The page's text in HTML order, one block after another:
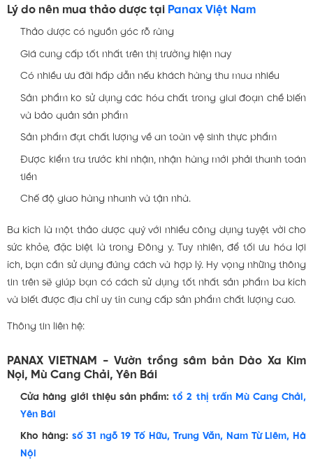
Lý do nên mua thảo dược tại Panax Việt Nam
Thảo dược có nguồn góc rõ ràng
Giá cung cấp tốt nhất trên thị trường hiện nay
Có nhiều ưu đãi hấp dẫn nếu khách hàng thu mua nhiều
Sản phẩm ko sử dụng các hóa chất trong giai đoạn chề biến
và bảo quản sản phẩm
Sản phẩm đạt chất lượng về an toàn vệ sinh thực phẩm
Được kiểm tra trước khi nhận, nhận hàng mới phải thanh toán
tiền
Chế độ giao hàng nhanh và tận nhà.
Ba kích là một thảo dược quý với nhiều công dụng tuyệt vời cho
sức khỏe, đặc biệt là trong Đông y. Tuy nhiên, để tối ưu hóa lợi
ích, bạn cần sử dụng đúng cách và hợp lý. Hy vọng những thông
tin trên sẽ giúp bạn có cách sử dụng tốt nhất sản phẩm ba kích
và biết được địa chỉ uy tín cung cấp sản phẩm chất lượng cao.
Thông tin liên hệ:
PANAX VIETNAM - Vườn trồng sâm bản Dào Xa Kim
Nọi, Mù Cang Chải, Yên Bái
Cửa hàng giới thiệu sản phẩm:tổ 2 thị trấn Mù Cang Chải,
Yên Bái
Kho hàng: số 31 ngõ 19 Tố Hữu, Trung Văn, Nam Từ Liêm, Hà
Nội